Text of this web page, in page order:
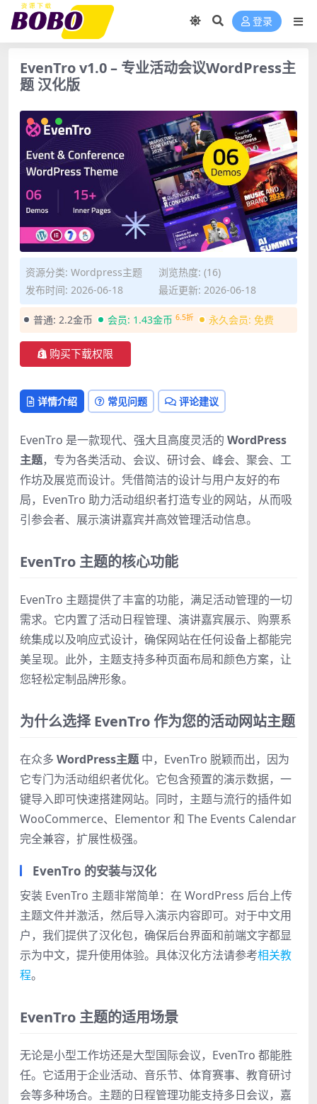
登录
EvenTro v1.0 – 专业活动会议WordPress主
题 汉化版
资源分类: Wordpress主题
浏览热度: (16)
发布时间: 2026-06-18
最近更新: 2026-06-18
普通: 2.2金币 会员: 1.43金币 6.5折 永久会员: 免费
购买下载权限
详情介绍 常见问题 评论建议
EvenTro 是一款现代、强大且高度灵活的 WordPress
主题，专为各类活动、会议、研讨会、峰会、聚会、工
作坊及展览而设计。凭借简洁的设计与用户友好的布
局，EvenTro 助力活动组织者打造专业的网站，从而吸
引参会者、展示演讲嘉宾并高效管理活动信息。
EvenTro 主题的核心功能
EvenTro 主题提供了丰富的功能，满足活动管理的一切
需求。它内置了活动日程管理、演讲嘉宾展示、购票系
统集成以及响应式设计，确保网站在任何设备上都能完
美呈现。此外，主题支持多种页面布局和颜色方案，让
您轻松定制品牌形象。
为什么选择 EvenTro 作为您的活动网站主题
在众多 WordPress主题 中，EvenTro 脱颖而出，因为
它专门为活动组织者优化。它包含预置的演示数据，一
键导入即可快速搭建网站。同时，主题与流行的插件如
WooCommerce、Elementor 和 The Events Calendar
完全兼容，扩展性极强。
EvenTro 的安装与汉化
安装 EvenTro 主题非常简单：在 WordPress 后台上传
主题文件并激活，然后导入演示内容即可。对于中文用
户，我们提供了汉化包，确保后台界面和前端文字都显
示为中文，提升使用体验。具体汉化方法请参考相关教
程。
EvenTro 主题的适用场景
无论是小型工作坊还是大型国际会议，EvenTro 都能胜
任。它适用于企业活动、音乐节、体育赛事、教育研讨
会等多种场合。主题的日程管理功能支持多日会议，嘉